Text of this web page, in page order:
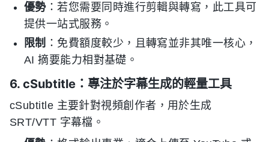
優勢：若您需要同時進行剪輯與轉寫，此工具可
提供一站式服務。
限制 ：免費額度較少，且轉寫並非其唯一核心，
AI 摘要能力相對基礎。
6. cSubtitle：專注於字幕生成的輕量工具
cSubtitle 主要針對視頻創作者，用於生成
SRT/VTT 字幕檔。